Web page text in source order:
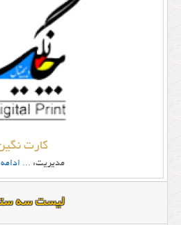
کارت
مدیریت: ...
لیست سه